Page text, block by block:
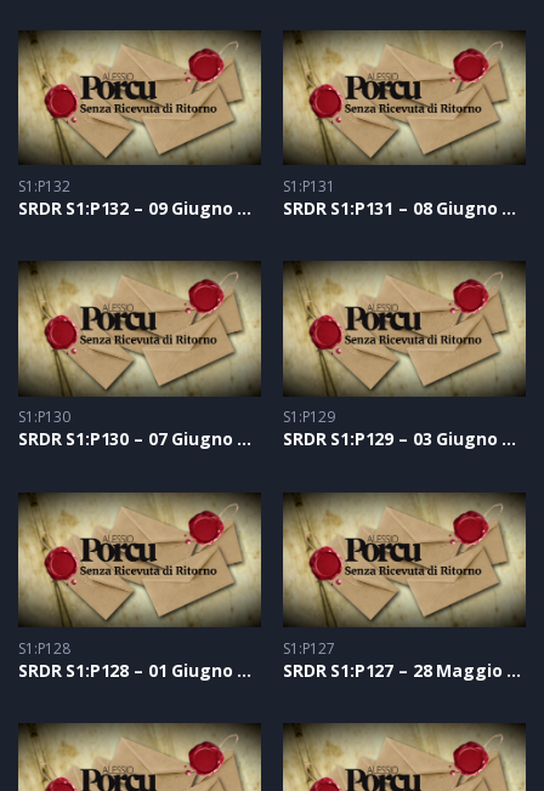
S1:P132
SRDR S1:P132 – 09 Giugno 2021
S1:P131
SRDR S1:P131 – 08 Giugno 2021
S1:P130
SRDR S1:P130 – 07 Giugno 2021
S1:P129
SRDR S1:P129 – 03 Giugno 2021
S1:P128
SRDR S1:P128 – 01 Giugno 2021
S1:P127
SRDR S1:P127 – 28 Maggio 2021